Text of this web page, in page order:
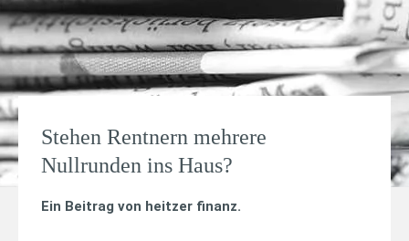
Stehen Rentnern mehrere
Nullrunden ins Haus?
Ein Beitrag von heitzer finanz.